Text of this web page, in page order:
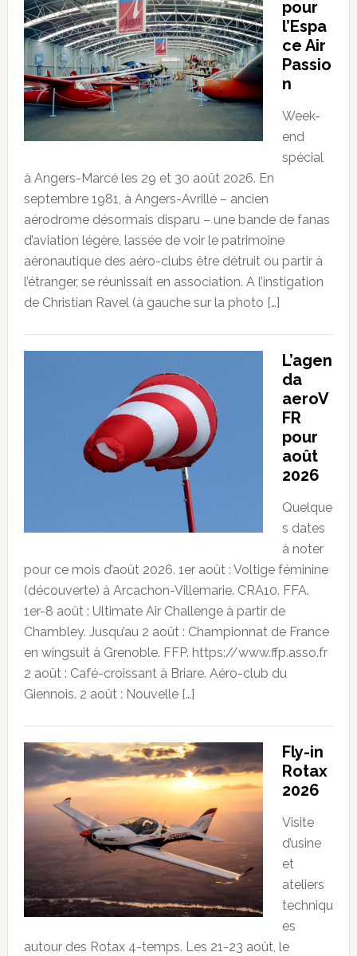
pour
l’Espa
ce Air
Passio
n
Week-
end
spécial
à Angers-Marcé les 29 et 30 août 2026. En
septembre 1981, à Angers-Avrillé – ancien
aérodrome désormais disparu – une bande de fanas
d’aviation légère, lassée de voir le patrimoine
aéronautique des aéro-clubs être détruit ou partir à
l’étranger, se réunissait en association. A l’instigation
de Christian Ravel (à gauche sur la photo […]
L’agen
da
aeroV
FR
pour
août
2026
Quelque
s dates
à noter
pour ce mois d’août 2026. 1er août : Voltige féminine
(découverte) à Arcachon-Villemarie. CRA10. FFA.
1er-8 août : Ultimate Air Challenge à partir de
Chambley. Jusqu’au 2 août : Championnat de France
en wingsuit à Grenoble. FFP. https://www.ffp.asso.fr
2 août : Café-croissant à Briare. Aéro-club du
Giennois. 2 août : Nouvelle […]
Fly-in
Rotax
2026
Visite
d’usine
et
ateliers
techniqu
es
autour des Rotax 4-temps. Les 21-23 août, le